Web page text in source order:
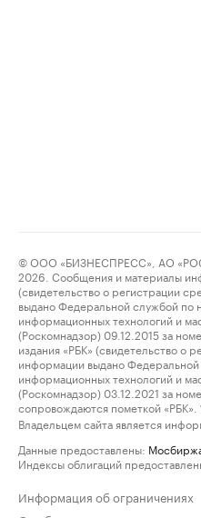
© ООО «БИЗНЕСПРЕСС», АО
2026. Сообщения и материалы
(свидетельство о регистрации
выдано Федеральной службой по
информационных технологий и
(Роскомнадзор) 09.12.2015 за
издания «РБК» (свидетельство о
информации выдано
информационных технологий и
(Роскомнадзор) 03.12.2021 за
сопровождаются пометкой «РБК».
Владельцем сайта является
Данные предоставлены:
Индексы облигаций
Информация об ограничениях